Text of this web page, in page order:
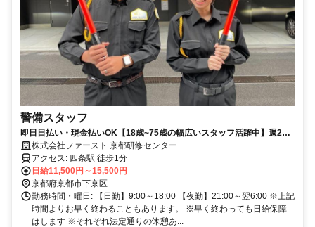
警備スタッフ
即日日払い・現金払いOK【18歳~75歳の幅広いスタッフ活躍中】週2日
以上の勤務OK！入社お祝い金5万円
株式会社ファースト 京都研修センター
アクセス: 四条駅 徒歩1分
日給11,500円～15,500円
京都府京都市下京区
勤務時間・曜日: 【日勤】9:00～18:00 【夜勤】21:00～翌6:00 ※上記
時間よりお早く終わることもあります。 ※早く終わっても日給保障
はします ※それぞれ法定通りの休憩あ...